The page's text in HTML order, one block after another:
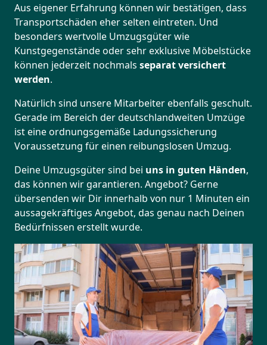
Aus eigener Erfahrung können wir bestätigen, dass
Transportschäden eher selten eintreten. Und
besonders wertvolle Umzugsgüter wie
Kunstgegenstände oder sehr exklusive Möbelstücke
können jederzeit nochmals separat versichert
werden.
Natürlich sind unsere Mitarbeiter ebenfalls geschult.
Gerade im Bereich der deutschlandweiten Umzüge
ist eine ordnungsgemäße Ladungssicherung
Voraussetzung für einen reibungslosen Umzug.
Deine Umzugsgüter sind bei uns in guten Händen,
das können wir garantieren. Angebot? Gerne
übersenden wir Dir innerhalb von nur 1 Minuten ein
aussagekräftiges Angebot, das genau nach Deinen
Bedürfnissen erstellt wurde.